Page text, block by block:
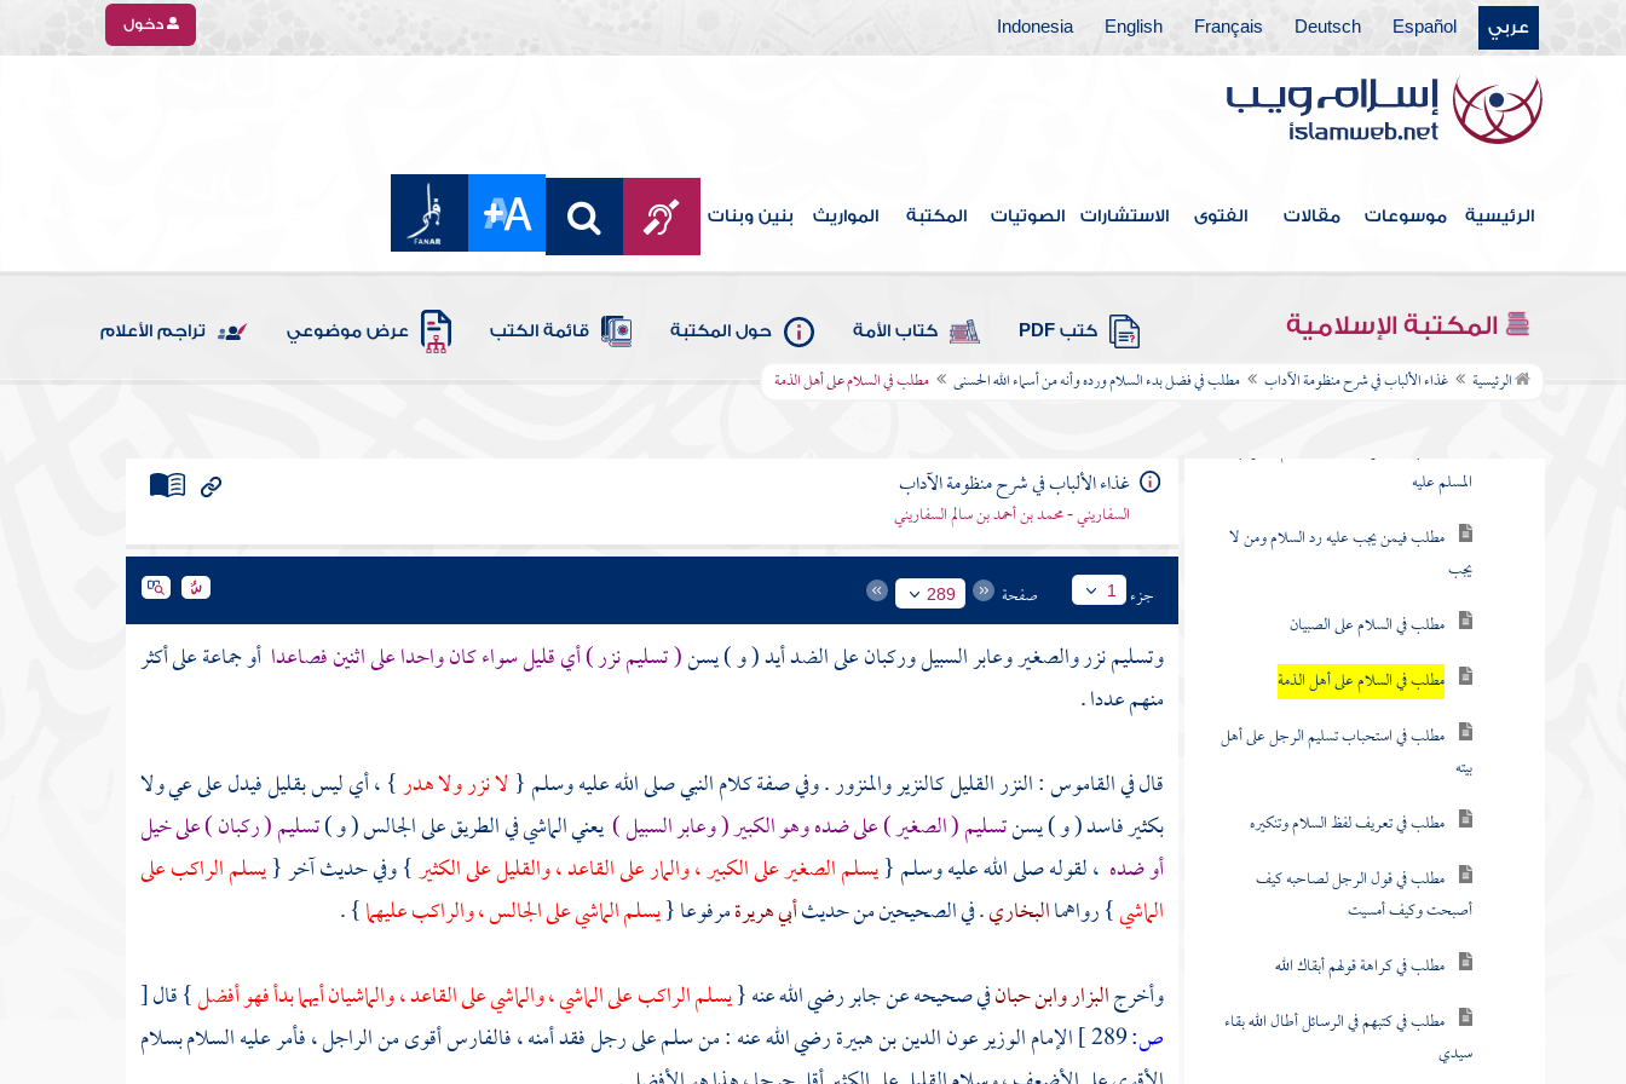
عربي Español
Deutsch
Français
English
Indonesia دخول
الرئيسية موسوعات مقالات الفتوى الاستشارات الصوتيات المكتبة المواريث بنين وبنات
المكتبة الإسلامية كتب PDF كتاب الأمة حول المكتبة قائمة الكتب عرض موضوعي تراجم الأعلام
الرئيسية غذاء الألباب في شرح منظومة الآداب مطلب في فضل بدء السلام ورده وأنه من أسماء الله الحسنى مطلب في السلام على أهل الذمة
مطلب في هجر من يدعو لأمر مضل
ثلاثة
مطلب هل يزول الهجر المحرم
بالسلام
مطلب في فضل بدء السلام ورده وأنه من أسماء
مطلب فيما يقوله البادئ بالسلام وجواب
المسلم عليه
مطلب فيمن يجب عليه رد السلام ومن لا
يجب
مطلب في السلام على الصبيان
مطلب في السلام على أهل الذمة
مطلب في استحباب تسليم الرجل على أهل
بيته
مطلب في تعريف لفظ السلام وتنكيره
مطلب في قول الرجل لصاحبه كيف
أصبحت وكيف أمسيت
مطلب في كراهة قولهم أبقاك الله
مطلب في كتبهم في الرسائل أطال الله بقاء
سيدي
غذاء الألباب في شرح منظومة الآداب
السفاريني - محمد بن أحمد بن سالم السفاريني
جزء 1 صفحة 289
وتسليم نزر والصغير وعابر السبيل وركبان على الضد أيد ( و ) يسن( تسليم نزر ) أي قليل سواء كان واحدا على اثنين فصاعدا أو جماعة على أكثر
منهم عددا .
قال في القاموس : النزر القليل كالنزير والمنزور . وفي صفة كلام النبي صلى الله عليه وسلم {لا نزر ولا هدر} ، أي ليس بقليل فيدل على عي ولا
بكثير فاسد ( و ) يسنتسليم ( الصغير ) على ضده وهو الكبير ( وعابر السبيل )يعني الماشي في الطريق على الجالس ( و )تسليم ( ركبان ) على خيل
أو ضده ، لقوله صلى الله عليه وسلم {يسلم الصغير على الكبير ، والمار على القاعد ، والقليل على الكثير} وفي حديث آخر {يسلم الراكب على
الماشي} رواهماالبخاري. في الصحيحين من حديثأبي هريرةمرفوعا {يسلم الماشي على الجالس ، والراكب عليهما} .
وأخرجالبزاروابن حبانفي صحيحه عن جابر رضي الله عنه {يسلم الراكب على الماشي ، والماشي على القاعد ، والماشيان أيهما بدأ فهو أفضل} قال[
ص:289 ] الإمام الوزيرعون الدين بن هبيرةرضي الله عنه : من سلم على رجل فقد أمنه ، فالفارس أقوى من الراجل ، فأمر عليه السلام بسلام